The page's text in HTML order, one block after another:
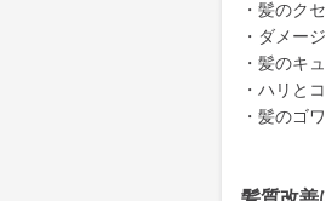
・髪のク
・ダメー
・髪のキ
・ハリと
・髪のゴ